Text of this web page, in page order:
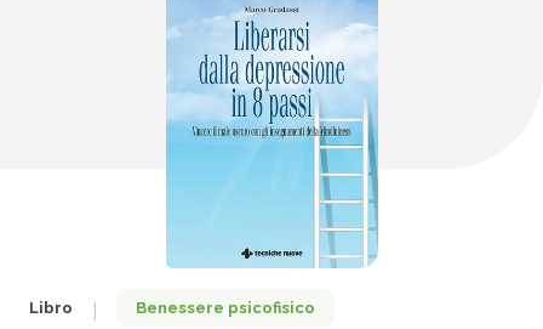
Libro Benessere psicofisico